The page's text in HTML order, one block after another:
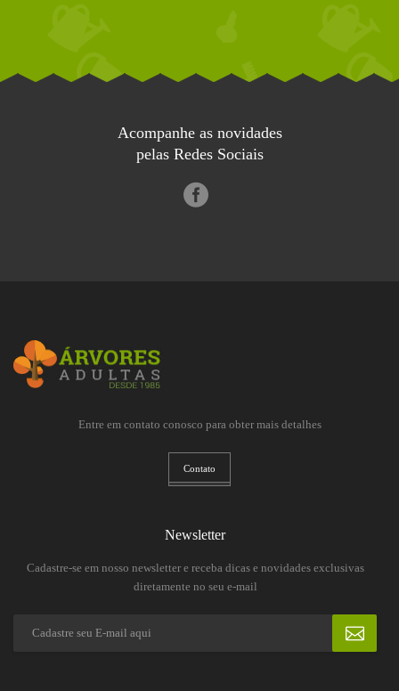
Acompanhe as novidades
pelas Redes Sociais
Entre em contato conosco para obter mais detalhes
Contato
Newsletter
Cadastre-se em nosso newsletter e receba dicas e novidades exclusivas
diretamente no seu e-mail